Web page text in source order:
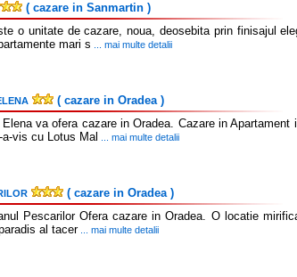
( cazare in Sanmartin )
o unitate de cazare, noua, deosebita prin finisajul
mari s ... mai multe detalii
( cazare in Oradea )
va ofera cazare in Oradea. Cazare in
vis cu Lotus Mal
... mai multe detalii
( cazare in Oradea )
Pescarilor Ofera cazare in Oradea. O locatie
al tacer... mai multe detalii